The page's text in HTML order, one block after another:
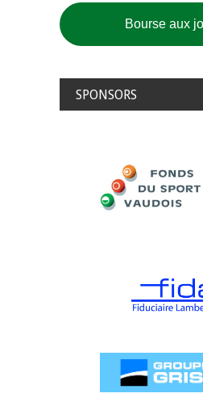
Bourse aux
SPONSORS